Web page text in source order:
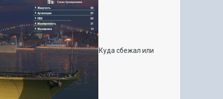
Куда сбежал или